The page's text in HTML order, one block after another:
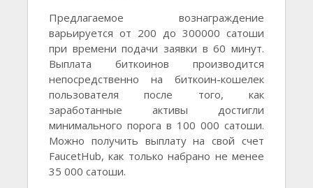
Предлагаемое вознаграждение
варьируется от 200 до 300000 сатоши
при времени подачи заявки в 60 минут.
Выплата биткоинов производится
непосредственно на биткоин-кошелек
пользователя после того, как
заработанные активы достигли
минимального порога в 100 000 сатоши.
Можно получить выплату на свой счет
FaucetHub, как только набрано не менее
35 000 сатоши.